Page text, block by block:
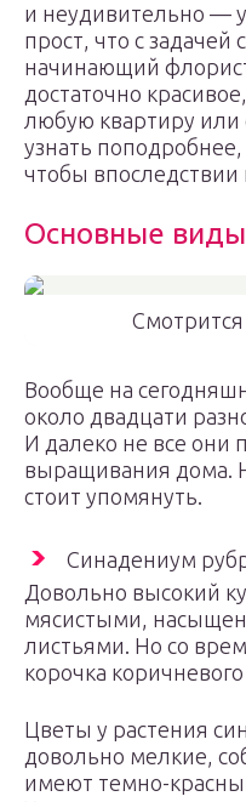
и неудивительно —
прост, что с задачей
начинающий
достаточно
любую квартиру или
узнать
чтобы впоследствии
Основные виды
Вообще на
около двадцати
И далеко не все они
выращивания дома.
стоит упомянуть.
Синадениум
Довольно высокий
мясистыми,
листьями. Но со
корочка
Цветы у растения
довольно мелкие,
имеют темно-